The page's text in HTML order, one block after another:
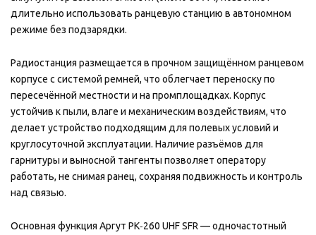
длительно использовать ранцевую станцию в автономном
режиме без подзарядки.
Радиостанция размещается в прочном защищённом ранцевом
корпусе с системой ремней, что облегчает переноску по
пересечённой местности и на промплощадках. Корпус
устойчив к пыли, влаге и механическим воздействиям, что
делает устройство подходящим для полевых условий и
круглосуточной эксплуатации. Наличие разъёмов для
гарнитуры и выносной тангенты позволяет оператору
работать, не снимая ранец, сохраняя подвижность и контроль
над связью.
Основная функция Аргут РК‑260 UHF SFR — одночастотный